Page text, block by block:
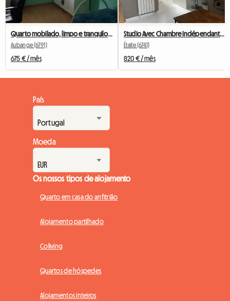
Quarto mobilado, limpo e tranquilo - Athus - a 10 min da estação de Rodange
Aubange (6791)
675 € / mês
Studio Avec Chambre Indépendante Courte Durée
Étalle (6741)
820 € / mês
País
Moeda
Os nossos tipos de alojamento
Quarto em casa do anfitrião
Alojamento partilhado
Coliving
Quartos de hóspedes
Alojamentos inteiros